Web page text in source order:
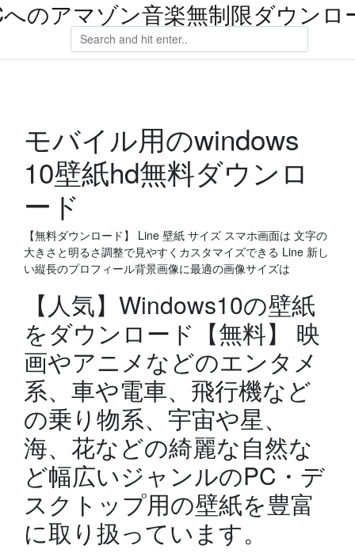
のアマゾン音楽無制限ダウンロ
モバイル用のwindows
10壁紙hd無料ダウンロ
ード
【無料ダウンロード】 Line 壁紙 サイズ スマホ画面は 文字の
大きさと明るさ調整で見やすくカスタマイズできる Line 新し
い縦長のプロフィール背景画像に最適の画像サイズは
【人気】Windows10の壁紙
をダウンロード【無料】 映
画やアニメなどのエンタメ
系、車や電車、飛行機など
の乗り物系、宇宙や星、
海、花などの綺麗な自然な
ど幅広いジャンルのPC・デ
スクトップ用の壁紙を豊富
に取り扱っています。